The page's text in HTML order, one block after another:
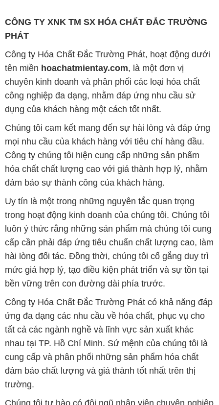
CÔNG TY XNK TM SX HÓA CHẤT ĐẮC TRƯỜNG
PHÁT
Công ty Hóa Chất Đắc Trường Phát, hoạt động dưới
tên miền hoachatmientay.com, là một đơn vị
chuyên kinh doanh và phân phối các loại hóa chất
công nghiệp đa dạng, nhằm đáp ứng nhu cầu sử
dụng của khách hàng một cách tốt nhất.
Chúng tôi cam kết mang đến sự hài lòng và đáp ứng
mọi nhu cầu của khách hàng với tiêu chí hàng đầu.
Công ty chúng tôi hiện cung cấp những sản phẩm
hóa chất chất lượng cao với giá thành hợp lý, nhằm
đảm bảo sự thành công của khách hàng.
Uy tín là một trong những nguyên tắc quan trọng
trong hoạt động kinh doanh của chúng tôi. Chúng tôi
luôn ý thức rằng những sản phẩm mà chúng tôi cung
cấp cần phải đáp ứng tiêu chuẩn chất lượng cao, làm
hài lòng đối tác. Đồng thời, chúng tôi cố gắng duy trì
mức giá hợp lý, tạo điều kiện phát triển và sự tồn tại
bền vững trên con đường dài phía trước.
Công ty Hóa Chất Đắc Trường Phát có khả năng đáp
ứng đa dạng các nhu cầu về hóa chất, phục vụ cho
tất cả các ngành nghề và lĩnh vực sản xuất khác
nhau tại TP. Hồ Chí Minh. Sứ mệnh của chúng tôi là
cung cấp và phân phối những sản phẩm hóa chất
đảm bảo chất lượng và giá thành tốt nhất trên thị
trường.